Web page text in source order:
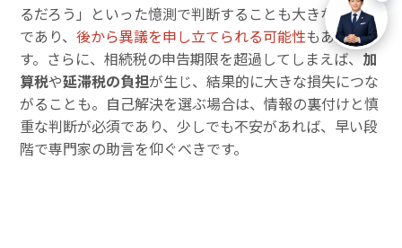
るだろう」といった憶測で判断することも大きなリスク
であり、後から異議を申し立てられる可能性もありま
す。さらに、相続税の申告期限を超過してしまえば、加
算税や延滞税の負担が生じ、結果的に大きな損失につな
がることも。自己解決を選ぶ場合は、情報の裏付けと慎
重な判断が必須であり、少しでも不安があれば、早い段
階で専門家の助言を仰ぐべきです。